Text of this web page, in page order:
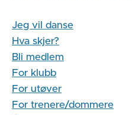
Jeg vil danse
Hva skjer?
Bli medlem
For klubb
For utøver
For trenere/dommere